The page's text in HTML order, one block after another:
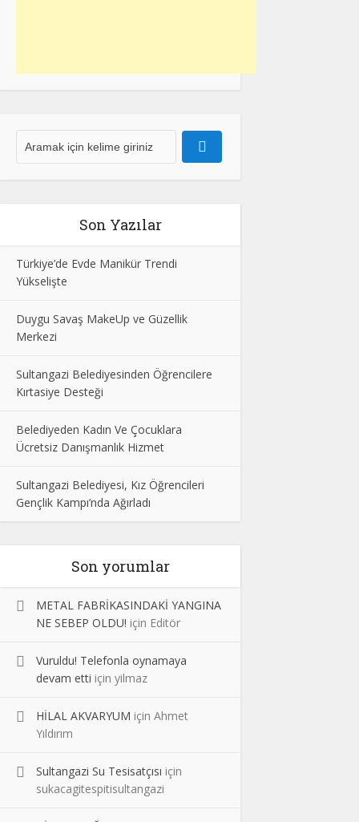
Son Yazılar
Türkiye’de Evde Manikür Trendi
Yükselişte
Duygu Savaş MakeUp ve Güzellik
Merkezi
Sultangazi Belediyesinden Öğrencilere
Kırtasiye Desteği
Belediyeden Kadın Ve Çocuklara
Ücretsiz Danışmanlık Hizmet
Sultangazi Belediyesi, Kız Öğrencileri
Gençlik Kampı’nda Ağırladı
Son yorumlar
METAL FABRİKASINDAKİ YANGINA
NE SEBEP OLDU! için Editör
Vuruldu! Telefonla oynamaya
devam etti için yilmaz
HİLAL AKVARYUM için Ahmet
Yıldırım
Sultangazi Su Tesisatçısı için
sukacagitespitisultangazi